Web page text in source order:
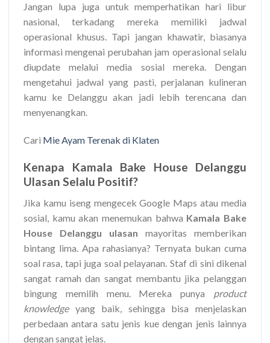
Jangan lupa juga untuk memperhatikan hari libur
nasional, terkadang mereka memiliki jadwal
operasional khusus. Tapi jangan khawatir, biasanya
informasi mengenai perubahan jam operasional selalu
diupdate melalui media sosial mereka. Dengan
mengetahui jadwal yang pasti, perjalanan kulineran
kamu ke Delanggu akan jadi lebih terencana dan
menyenangkan.
Cari Mie Ayam Terenak di Klaten
Kenapa Kamala Bake House Delanggu
Ulasan Selalu Positif?
Jika kamu iseng mengecek Google Maps atau media
sosial, kamu akan menemukan bahwa Kamala Bake
House Delanggu ulasan mayoritas memberikan
bintang lima. Apa rahasianya? Ternyata bukan cuma
soal rasa, tapi juga soal pelayanan. Staf di sini dikenal
sangat ramah dan sangat membantu jika pelanggan
bingung memilih menu. Mereka punya product
knowledgeyang baik, sehingga bisa menjelaskan
perbedaan antara satu jenis kue dengan jenis lainnya
dengan sangat jelas.